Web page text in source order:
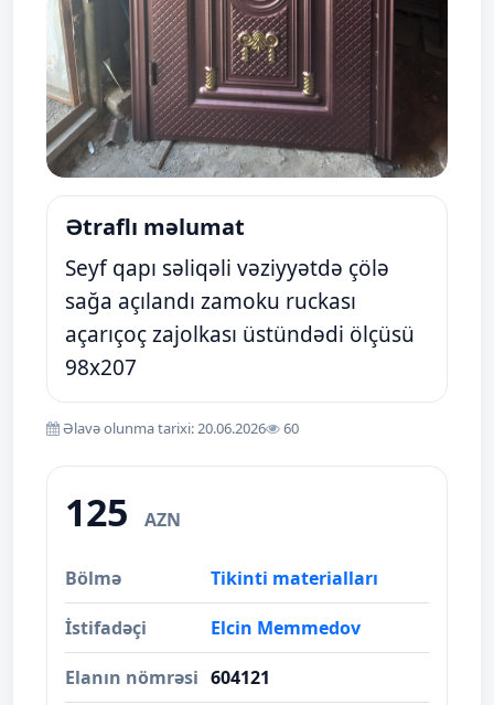
Ətraflı məlumat
Seyf qapı səliqəli vəziyyətdə çölə
sağa açılandı zamoku ruckası
açarıçoç zajolkası üstündədi ölçüsü
98x207
Əlavə olunma tarixi: 20.06.2026 60
125 AZN
Bölmə Tikinti materialları
İstifadəçi Elcin Memmedov
Elanın nömrəsi 604121